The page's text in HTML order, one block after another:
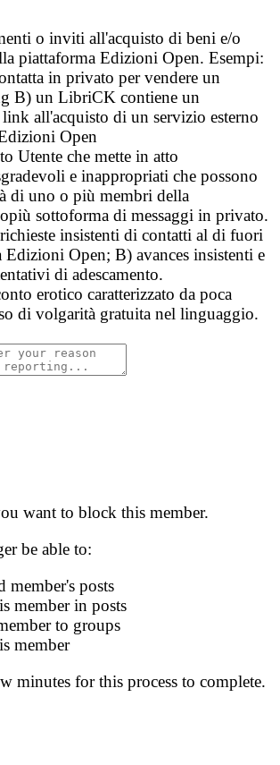
o inviti all'acquisto di beni e/o
piattaforma Edizioni Open. Esempi:
in privato per vendere un
B) un LibriCK contiene un
all'acquisto di un servizio esterno
Open
Utente che mette in atto
e inappropriati che possono
di uno o più membri della
sottoforma di messaggi in privato.
insistenti di contatti al di fuori
Edizioni Open; B) avances insistenti e
di adescamento.
erotico caratterizzato da poca
di volgarità gratuita nel linguaggio.
want to block this member.
be able to:
member's posts
member in posts
to groups
member
minutes for this process to complete.